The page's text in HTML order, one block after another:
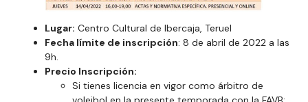
Lugar: Centro Cultural de Ibercaja, Teruel
Fecha límite de inscripción: 8 de abril de 2022 a las
9h.
Precio Inscripción:
Si tienes licencia en vigor como árbitro de